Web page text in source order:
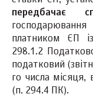
передбачає
платником ЄП
298.1.2
податковий
го числа місяця,
(п. 294.4 ПК).